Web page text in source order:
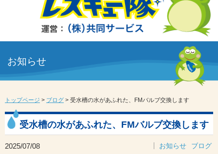
お知らせ
トップページ > ブログ > 受水槽の水があふれた、FMバルブ交換します
受水槽の水があふれた、FMバルブ交換します
2025/07/08 お知らせ ブログ